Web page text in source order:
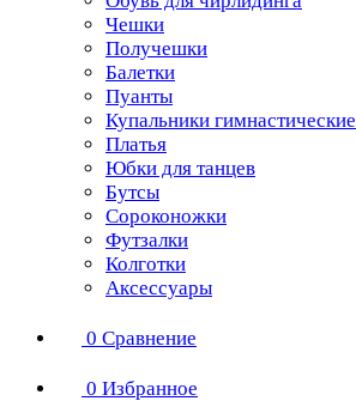
Чешки
Получешки
Балетки
Пуанты
Купальники гимнастические
Платья
Юбки для танцев
Бутсы
Сороконожки
Футзалки
Колготки
Аксессуары
0 Сравнение
0 Избранное